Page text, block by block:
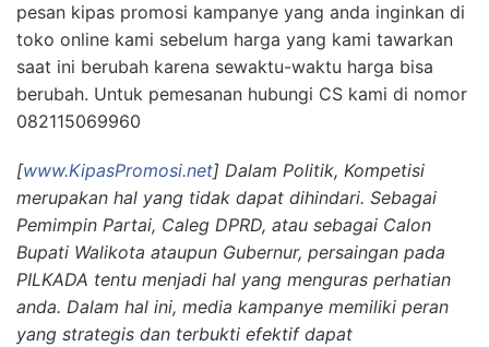
pesan kipas promosi kampanye yang anda inginkan di
toko online kami sebelum harga yang kami tawarkan
saat ini berubah karena sewaktu-waktu harga bisa
berubah. Untuk pemesanan hubungi CS kami di nomor
082115069960
[www.KipasPromosi.net] Dalam Politik, Kompetisi
merupakan hal yang tidak dapat dihindari. Sebagai
Pemimpin Partai, Caleg DPRD, atau sebagai Calon
Bupati Walikota ataupun Gubernur, persaingan pada
PILKADA tentu menjadi hal yang menguras perhatian
anda. Dalam hal ini, media kampanye memiliki peran
yang strategis dan terbukti efektif dapat